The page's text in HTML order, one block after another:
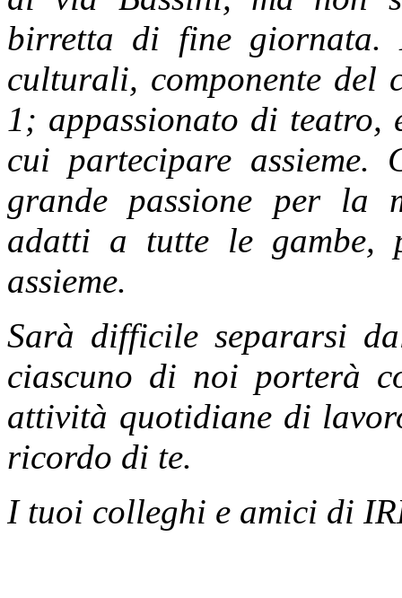
birretta di fine giornata.
culturali, componente del
1; appassionato di
cui partecipare assieme.
grande passione per la
adatti a tutte le gambe,
assieme.
Sarà difficile separarsi
ciascuno di noi porterà
attività quotidiane di
ricordo di te.
I tuoi colleghi e amici di